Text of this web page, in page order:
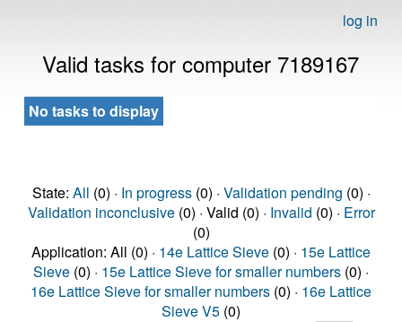
log in
Valid tasks for computer 7189167
No tasks to display
State: All (0) · In progress(0) · Validation pending (0) ·
Validation inconclusive(0) · Valid (0) · Invalid (0) · Error
(0)
Application: All (0) · 14e Lattice Sieve (0) · 15e Lattice
Sieve (0) · 15e Lattice Sieve for smaller numbers (0) ·
16e Lattice Sieve for smaller numbers (0) · 16e Lattice
Sieve V5 (0)